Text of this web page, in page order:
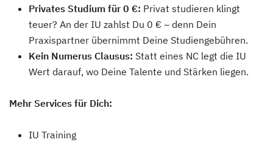
Privates Studium für 0 €: Privat studieren klingt
teuer? An der IU zahlst Du 0 € – denn Dein
Praxispartner übernimmt Deine Studiengebühren.
Kein Numerus Clausus: Statt eines NC legt die IU
Wert darauf, wo Deine Talente und Stärken liegen.
Mehr Services für Dich:
IU Training